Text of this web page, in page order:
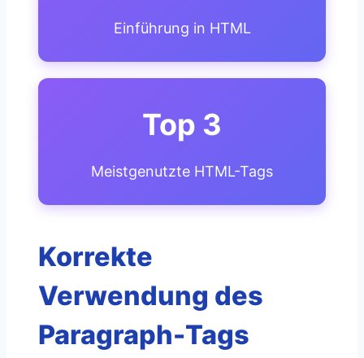
Einführung in HTML
Top 3
Meistgenutzte HTML-Tags
Korrekte
Verwendung des
Paragraph-Tags